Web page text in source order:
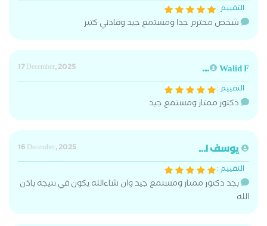
التقييم :
شخص محترم جدا ومستمع جيد وفادني كتير
Walid F...
17 December, 2025
التقييم :
دكتور ممتاز ومستمع جيد
يوسف ا...
16 December, 2025
التقييم :
بجد دكتور ممتاز ومستمع جيد وان شاءالله يكون في نتيجه باذن
الله